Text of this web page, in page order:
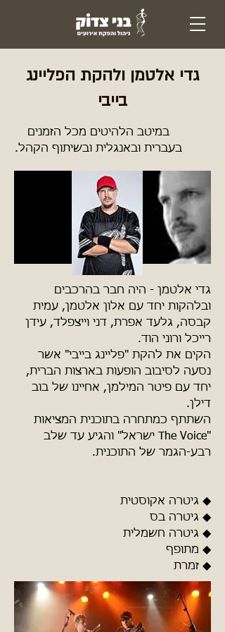
גדי אלטמן ולהקת הפליינג
בייבי
במיטב הלהיטים מכל הזמנים
בעברית ובאנגלית ובשיתוף הקהל.
גדי אלטמן - היה חבר בהרכבים
ובלהקות יחד עם אלון אלטמן, עמית
קבסה, גלעד אפרת, דני וייצפלד, עידן
רייכל ורוני הוד.
הקים את להקת "פליינג בייבי" אשר
נסעה לסיבוב הופעות בארצות הברית,
יחד עם פיטר המילמן, אחיינו של בוב
דילן.
השתתף כמתחרה בתוכנית המציאות
"The Voice ישראל" והגיע עד שלב
רבע-הגמר של התוכנית.
◆ גיטרה אקוסטית
◆ גיטרה בס
◆ גיטרה חשמלית
◆ מתופף
◆ זמרת